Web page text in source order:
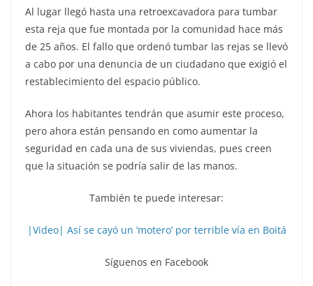
Al lugar llegó hasta una retroexcavadora para tumbar
esta reja que fue montada por la comunidad hace más
de 25 años. El fallo que ordenó tumbar las rejas se llevó
a cabo por una denuncia de un ciudadano que exigió el
restablecimiento del espacio público.
Ahora los habitantes tendrán que asumir este proceso,
pero ahora están pensando en como aumentar la
seguridad en cada una de sus viviendas, pues creen
que la situación se podría salir de las manos.
También te puede interesar:
|Video| Así se cayó un ‘motero’ por terrible vía en Boitá
Síguenos en Facebook